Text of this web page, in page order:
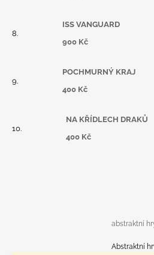
ISS VANGUARD
900 Kč
POCHMURNÝ KRAJ
400 Kč
NA KŘÍDLECH DRAKŮ
400 Kč
abstraktní
Abstraktní